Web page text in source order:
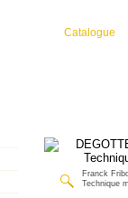
Catalogue
Franck
Technique